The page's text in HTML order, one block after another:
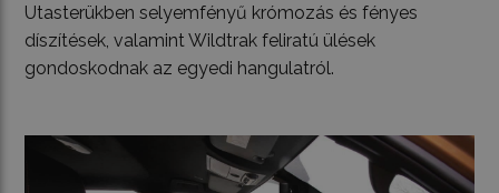
Utasterükben selyemfényű krómozás és fényes
díszítések, valamint Wildtrak feliratú ülések
gondoskodnak az egyedi hangulatról.